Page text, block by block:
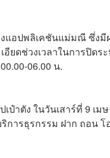
อปพลิเคชันแม่มณี ซึ่งมี
ยดช่วงเวลาในการปิดร
06.00 น.
าตัง ในวันเสาร์ที่ 9 เม
ารธุรกรรม ฝาก ถอน โ